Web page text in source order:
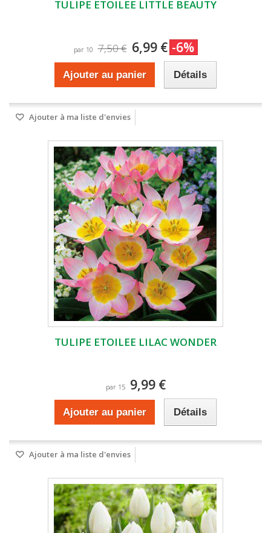
TULIPE ETOILEE LITTLE BEAUTY
par 10 7,50 € 6,99 € -6%
Ajouter au panier Détails
Ajouter à ma liste d'envies
TULIPE ETOILEE LILAC WONDER
par 15 9,99 €
Ajouter au panier Détails
Ajouter à ma liste d'envies